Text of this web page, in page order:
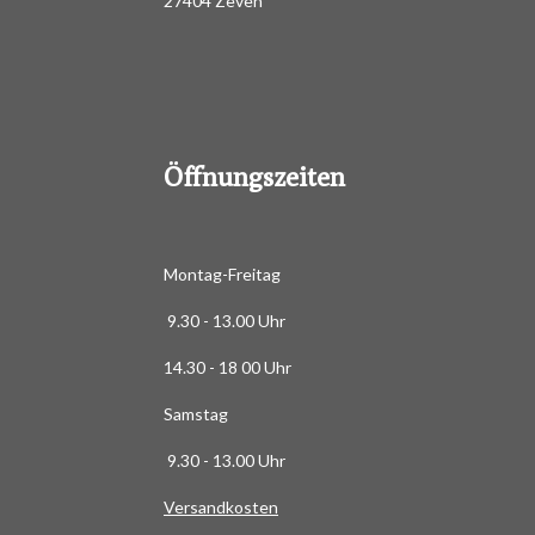
3
6
6
3
4
S
e
Öffnungszeiten
Montag-Freitag
9.30 - 13.00 Uhr
14.30 - 18 00 Uhr
Samstag
9.30 - 13.00 Uhr
Versandkosten